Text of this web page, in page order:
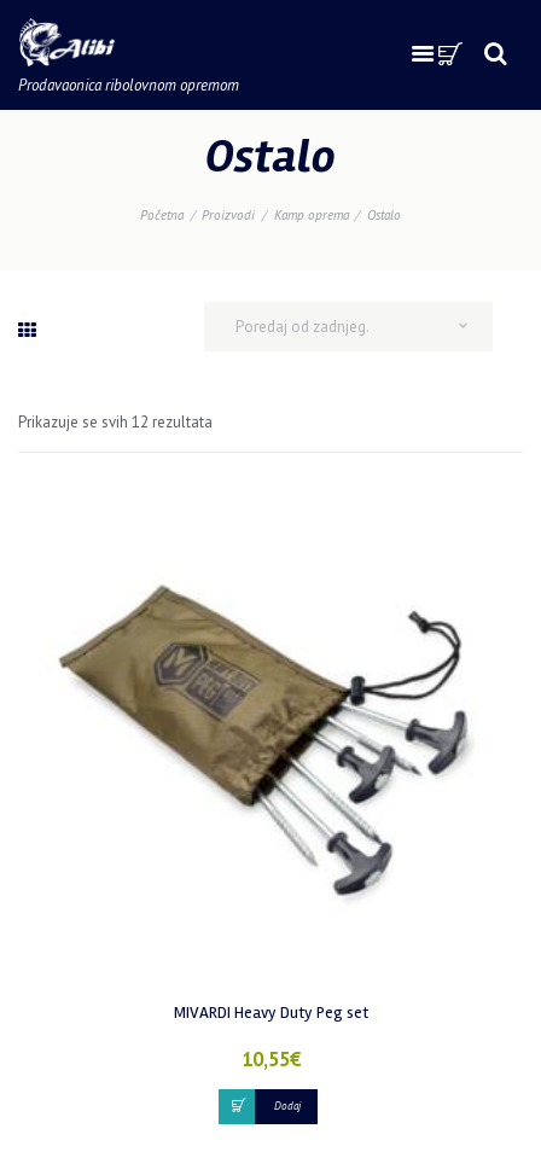
Prodavaonica ribolovnom opremom
Ostalo
Početna Proizvodi Kamp oprema Ostalo
Prikazuje se svih 12 rezultata
MIVARDI Heavy Duty Peg set
10,55€
Dodaj